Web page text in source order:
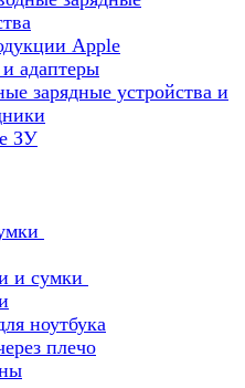
Apple
адаптеры
зарядные устройства и
ЗУ
и сумки
ноутбука
плечо